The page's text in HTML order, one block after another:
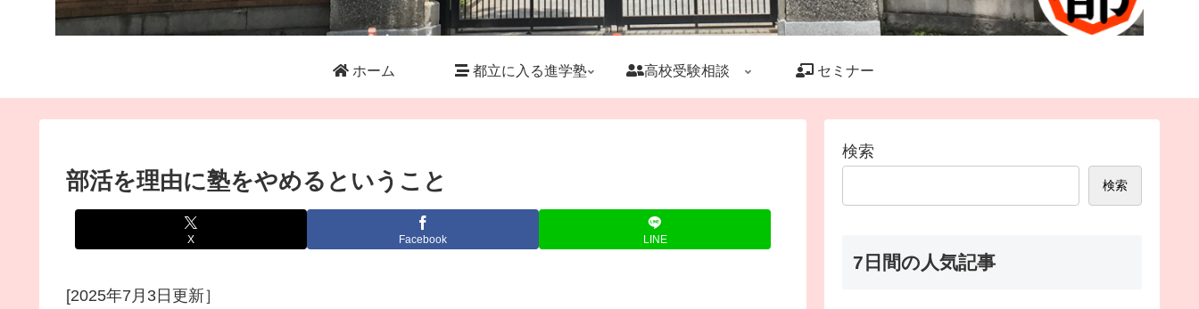
ホーム 都立に入る進学塾 高校受験相談 セミナー
部活を理由に塾をやめるということ
X Facebook LINE
[2025年7月3日更新］
検索
検索
7日間の人気記事